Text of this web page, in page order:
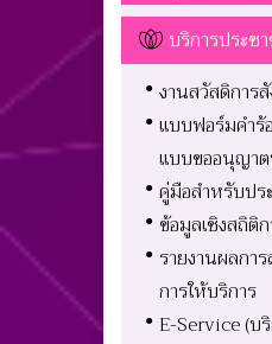
บริการประช
งานสวัสดิการ
แบบฟอร์มคำร้
แบบขออนุญาต
คู่มือสำหรับป
ข้อมูลเชิงสถิติ
รายงานผลกา
การให้บริการ
E-Service (บ